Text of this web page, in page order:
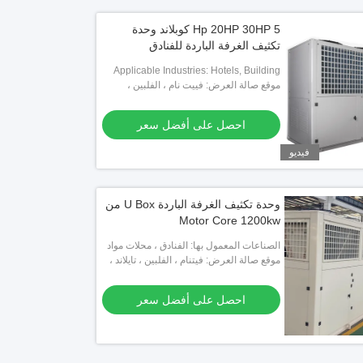
فيديو
5 Hp 20HP 30HP كوبلاند وحدة
تكثيف الغرفة الباردة للفنادق
Applicable Industries: Hotels, Building
Material Shops, Machinery Repair
Farms, Home Use, Retail, Food Shop,
Construction works , Food & Beverage
موقع صالة العرض: فييت نام ، الفلبين ،
أوزبكستان ، طاجيكستان
احصل على أفضل سعر
وحدة تكثيف الغرفة الباردة U Box من
Motor Core 1200kw
الصناعات المعمول بها: الفنادق ، محلات مواد
البناء ، محلات تصليح الآلات ، مصانع الأغذية
موقع صالة العرض: فيتنام ، الفلبين ، تايلاند ،
أوزبكستان ، طاجيكستان
احصل على أفضل سعر